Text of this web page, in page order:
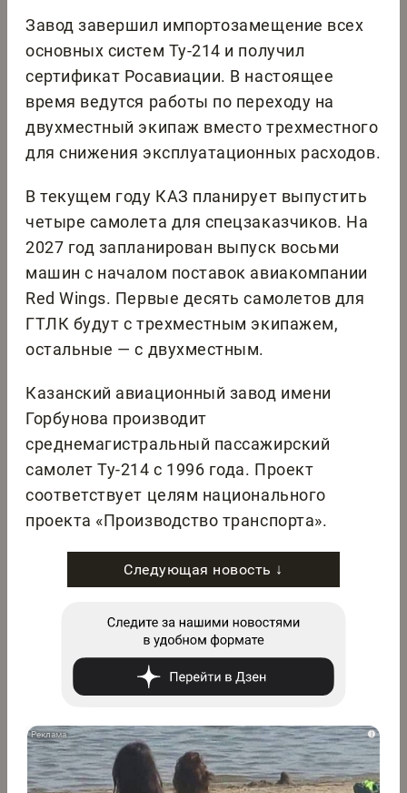
Завод завершил импортозамещение всех
основных систем Ту-214 и получил
сертификат Росавиации. В настоящее
время ведутся работы по переходу на
двухместный экипаж вместо трехместного
для снижения эксплуатационных расходов.
В текущем году КАЗ планирует выпустить
четыре самолета для спецзаказчиков. На
2027 год запланирован выпуск восьми
машин с началом поставок авиакомпании
Red Wings. Первые десять самолетов для
ГТЛК будут с трехместным экипажем,
остальные — с двухместным.
Казанский авиационный завод имени
Горбунова производит
среднемагистральный пассажирский
самолет Ту-214 с 1996 года. Проект
соответствует целям национального
проекта «Производство транспорта».
Следующая новость ↓
i